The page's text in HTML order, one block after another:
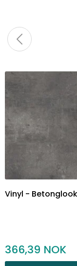
Vinyl - Betonglook
366,39